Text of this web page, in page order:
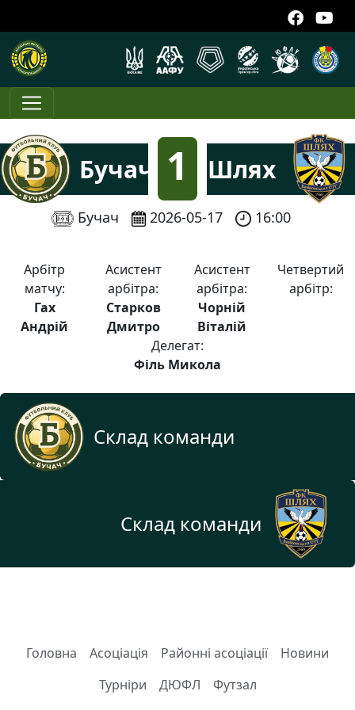
Бучач
1
:
Шлях
Бучач 2026-05-17 16:00
Арбітр
матчу:
Гах
Андрій
Асистент
арбітра:
Старков
Дмитро
Асистент
арбітра:
Чорній
Віталій
Четвертий
арбітр:
Делегат:
Філь Микола
Склад команди
Склад команди
Головна Асоціація Районні асоціації
Новини
Турніри
ДЮФЛ Футзал